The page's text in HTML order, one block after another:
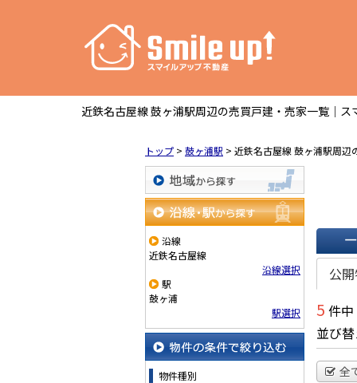
近鉄名古屋線 鼓ヶ浦駅周辺の売買戸建・売家一覧｜
トップ > 鼓ヶ浦駅 > 近鉄名古屋線 鼓ヶ浦駅周辺
地域から探す
沿線・駅から探す
沿線
近鉄名古屋線
沿線選択
駅
鼓ヶ浦
駅選択
物件の条件で絞り込む
物件種別
一覧
公開
5 件
並び
全